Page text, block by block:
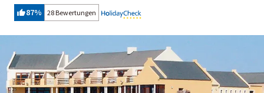
87% 28 Bewertungen